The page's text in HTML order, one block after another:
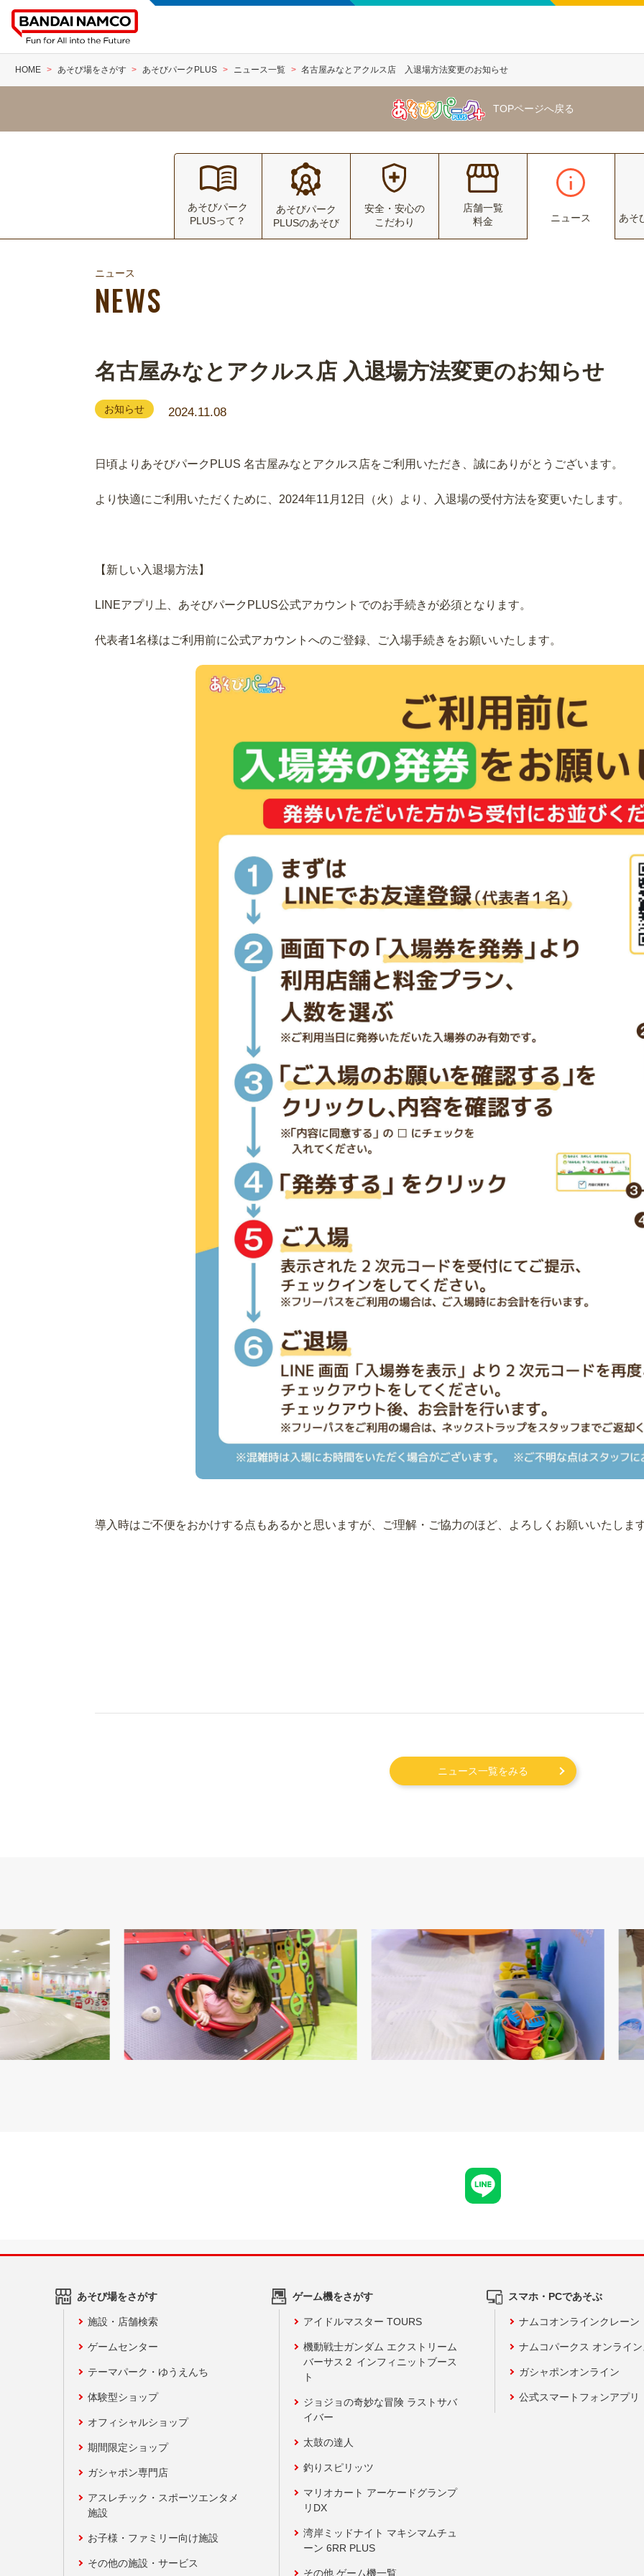
HOME あそび場をさがす あそびパークPLUS ニュース一覧 名古屋みなとアクルス店 入退場方法変更のお知らせ
TOPページへ戻る
あそびパーク
PLUSって？
あそびパーク
PLUSのあそび
安全・安心の
こだわり
店舗一覧
料金
ニュース あそ
ニュース
NEWS
名古屋みなとアクルス店 入退場方法変更のお知らせ
お知らせ 2024.11.08
日頃よりあそびパークPLUS 名古屋みなとアクルス店をご利用いただき、誠にありがとうございます。
より快適にご利用いただくために、2024年11月12日（火）より、入退場の受付方法を変更いたします。
【新しい入退場方法】
LINEアプリ上、あそびパークPLUS公式アカウントでのお手続きが必須となります。
代表者1名様はご利用前に公式アカウントへのご登録、ご入場手続きをお願いいたします。
導入時はご不便をおかけする点もあるかと思いますが、ご理解・ご協力のほど、よろしくお願いいたしま
ニュース一覧をみる
あそび場をさがす
施設・店舗検索
ゲームセンター
テーマパーク・ゆうえんち
体験型ショップ
オフィシャルショップ
期間限定ショップ
ガシャポン専門店
アスレチック・スポーツエンタメ
施設
お子様・ファミリー向け施設
その他の施設・サービス
ゲーム機をさがす
アイドルマスター TOURS
機動戦士ガンダム エクストリーム
バーサス２ インフィニットブース
ト
ジョジョの奇妙な冒険 ラストサバ
イバー
太鼓の達人
釣りスピリッツ
マリオカート アーケードグランプ
リDX
湾岸ミッドナイト マキシマムチュ
ーン 6RR PLUS
その他 ゲーム機一覧
スマホ・PCであそぶ
ナムコオンラインクレーン
ナムコパークス オンライ
ガシャポンオンライン
公式スマートフォンアプリ